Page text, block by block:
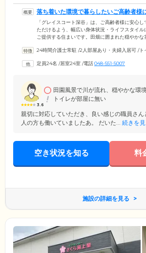
落ち着いた環境で暮らしたいご高齢者様
です
「グレイスコート深谷」は、ご高齢者様に安心
ただけるよう、幅広い身体状況・ライフスタイル
ご提供する住まいです。田畑に囲まれた穏やか
フに見守られながら、ご自分のペースで過ごすこ
をサポート。みなさまで楽しむことができる行事
24時間介護士常駐 /2人部屋あり・夫婦入居可 /ト
定員24名 /居室24室 /電話048-551-5007
3.6
田園風景で川が流れ、穏やかな環境
トイレが部屋に無い
親切に対応していただき、良い感じの職員さん
人の方も働いていましたあ。 だいた... 続きを
空き状況を知る 料
施設の詳細を見る